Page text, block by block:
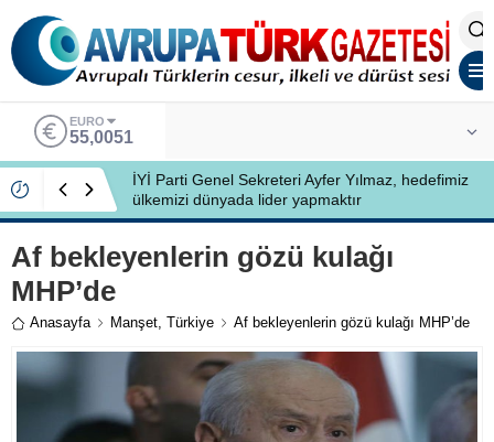
ALTIN
6.584,66
İYİ Partili Ayfer Yılmaz, Özlem Kardeş Sancar’a
gündemi değerlendirdi
Af bekleyenlerin gözü kulağı
MHP’de
Anasayfa Manşet, Türkiye Af bekleyenlerin gözü kulağı MHP’de